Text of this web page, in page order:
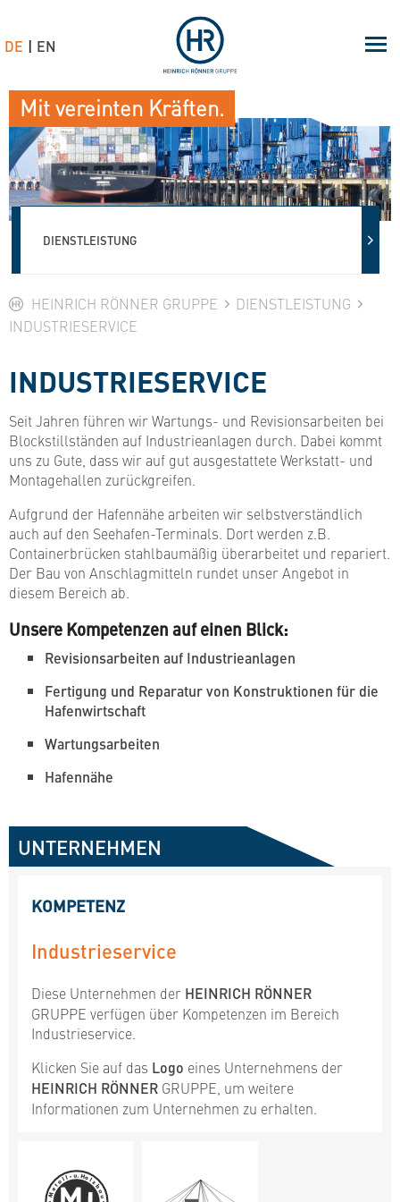
DIENSTLEISTUNG
HEINRICH RÖNNER GRUPPE
DIENSTLEISTUNG
INDUSTRIESERVICE
INDUSTRIESERVICE
Seit Jahren führen wir Wartungs- und Revisionsarbeiten bei
Blockstillständen auf Industrieanlagen durch. Dabei kommt
uns zu Gute, dass wir auf gut ausgestattete Werkstatt- und
Montagehallen zurückgreifen.
Aufgrund der Hafennähe arbeiten wir selbstverständlich
auch auf den Seehafen-Terminals. Dort werden z.B.
Containerbrücken stahlbaumäßig überarbeitet und repariert.
Der Bau von Anschlagmitteln rundet unser Angebot in
diesem Bereich ab.
Unsere Kompetenzen auf einen Blick:
Revisionsarbeiten auf Industrieanlagen
Fertigung und Reparatur von Konstruktionen für die
Hafenwirtschaft
Wartungsarbeiten
Hafennähe
UNTERNEHMEN
KOMPETENZ
Industrieservice
Diese Unternehmen der HEINRICH RÖNNER
GRUPPE verfügen über Kompetenzen im Bereich
Industrieservice.
Klicken Sie auf das Logo eines Unternehmens der
HEINRICH RÖNNER GRUPPE, um weitere
Informationen zum Unternehmen zu erhalten.
Mit vereinten Kräften.
DE EN